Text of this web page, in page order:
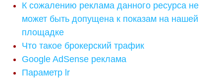
К сожалению реклама данного ресурса не
может быть допущена к показам на нашей
площадке
Что такое брокерский трафик
Google AdSense реклама
Параметр lr